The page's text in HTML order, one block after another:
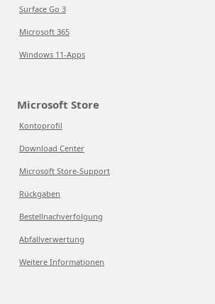
Surface Go 3
Microsoft 365
Windows 11-Apps
Microsoft Store
Kontoprofil
Download Center
Microsoft Store-Support
Rückgaben
Bestellnachverfolgung
Abfallverwertung
Weitere Informationen